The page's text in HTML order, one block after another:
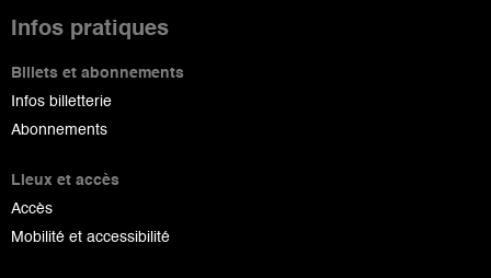
Infos pratiques
Billets et abonnements
Infos billetterie
Abonnements
Lieux et accès
Accès
Mobilité et accessibilité